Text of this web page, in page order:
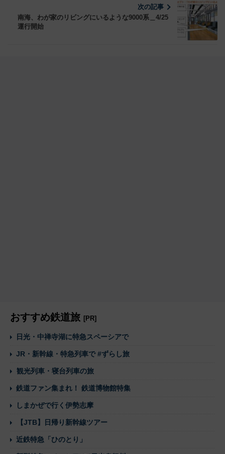
次の記事
南海、わが家のリビングにいるような9000系＿4/25
運行開始
おすすめ鉄道旅 [PR]
日光・中禅寺湖に特急スペーシアで
JR・新幹線・特急列車で #ずらし旅
観光列車・寝台列車の旅
鉄道ファン集まれ！ 鉄道博物館特集
しまかぜで行く伊勢志摩
【JTB】日帰り新幹線ツアー
近鉄特急「ひのとり」